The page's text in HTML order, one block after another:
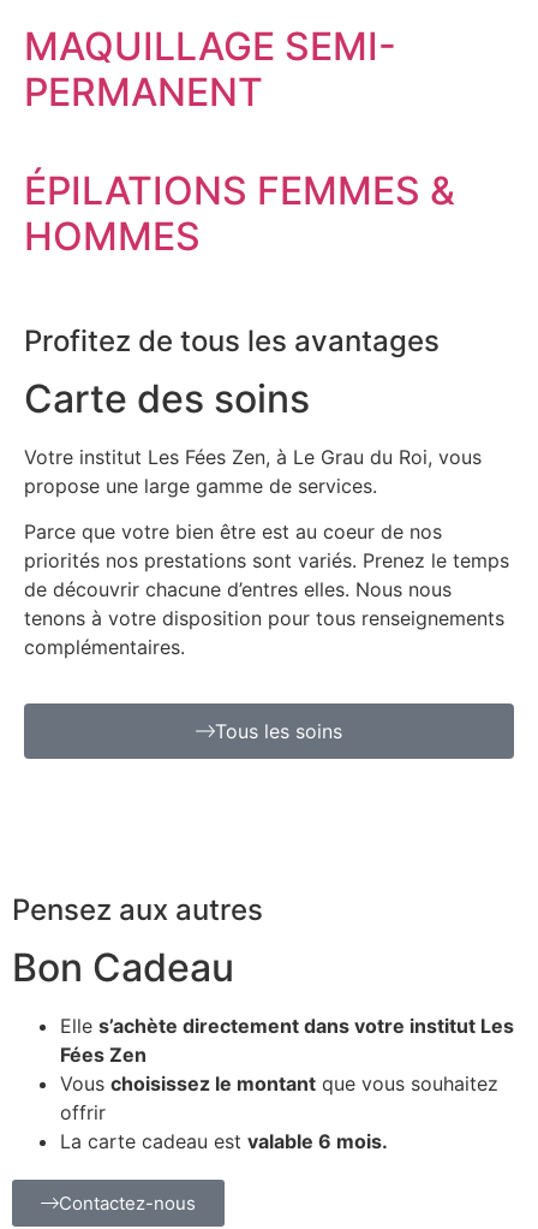
MAQUILLAGE SEMI-
PERMANENT​
ÉPILATIONS FEMMES &
HOMMES
Profitez de tous les avantages
Carte des soins
Votre institut Les Fées Zen, à Le Grau du Roi, vous
propose une large gamme de services.
Parce que votre bien être est au coeur de nos
priorités nos prestations sont variés. Prenez le temps
de découvrir chacune d’entres elles. Nous nous
tenons à votre disposition pour tous renseignements
complémentaires.
Tous les soins
Pensez aux autres
Bon Cadeau
Elle s’achète directement dans votre institut Les
Fées Zen
Vous choisissez le montant que vous souhaitez
offrir
La carte cadeau est valable 6 mois.
Contactez-nous